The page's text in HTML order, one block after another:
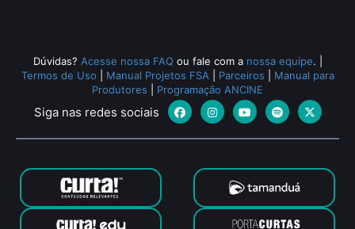
Dúvidas? Acesse nossa FAQ ou fale com a nossa equipe.
Termos de Uso
Manual Projetos FSA Parceiros
Manual para
Produtores
Programação ANCINE
Siga nas redes sociais